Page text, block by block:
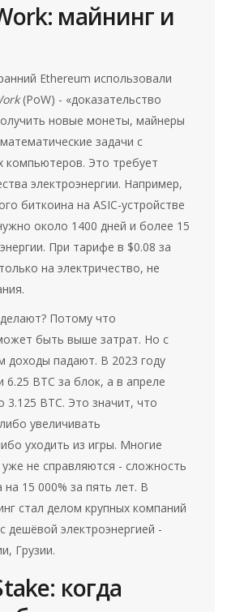
майнинг и
Ethereum использовали
(PoW) - «доказательство
новые монеты, майнеры
задачи с
Это требует
электроэнергии. Например,
биткоина на ASIC-устройстве
около 1400 дней и более 15
При тарифе в $0.08 за
на электричество, не
Потому что
быть выше затрат. Но с
доходы падают. В 2023 году
BTC за блок, а в апреле
3.125 BTC. Это значит, что
увеличивать
уходить из игры. Многие
уже не справляются - сложность
15 000% за пять лет. В
стал делом крупных компаний
дешёвой электроэнергией -
Грузии.
когда